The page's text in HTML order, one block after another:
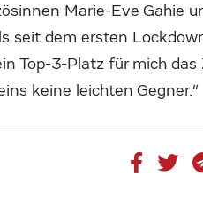
Marie-Eve Gahie
seit dem ersten
Top-3-Platz für mich
keine leichten Gegner.“